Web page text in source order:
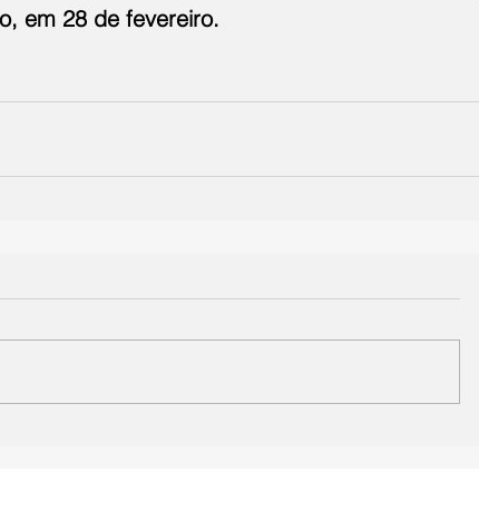
em 28 de fevereiro.